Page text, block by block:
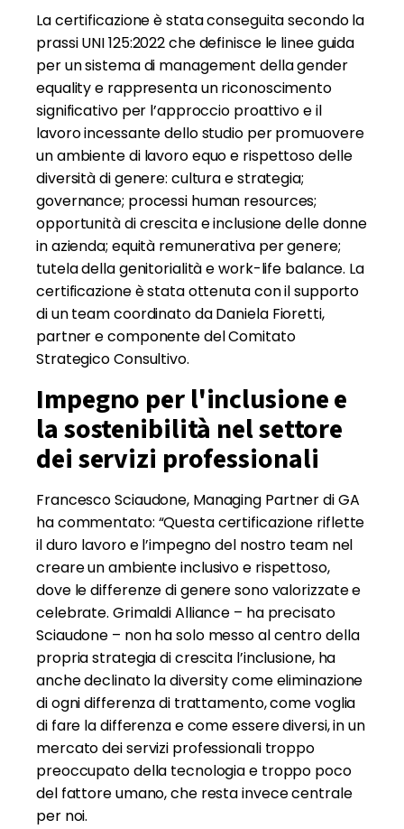
La certificazione è stata conseguita secondo la
prassi UNI 125:2022 che definisce le linee guida
per un sistema di management della gender
equality e rappresenta un riconoscimento
significativo per l’approccio proattivo e il
lavoro incessante dello studio per promuovere
un ambiente di lavoro equo e rispettoso delle
diversità di genere: cultura e strategia;
governance; processi human resources;
opportunità di crescita e inclusione delle donne
in azienda; equità remunerativa per genere;
tutela della genitorialità e work-life balance. La
certificazione è stata ottenuta con il supporto
di un team coordinato da Daniela Fioretti,
partner e componente del Comitato
Strategico Consultivo.
Impegno per l'inclusione e
la sostenibilità nel settore
dei servizi professionali
Francesco Sciaudone, Managing Partner di GA
ha commentato: “Questa certificazione riflette
il duro lavoro e l’impegno del nostro team nel
creare un ambiente inclusivo e rispettoso,
dove le differenze di genere sono valorizzate e
celebrate. Grimaldi Alliance – ha precisato
Sciaudone – non ha solo messo al centro della
propria strategia di crescita l’inclusione, ha
anche declinato la diversity come eliminazione
di ogni differenza di trattamento, come voglia
di fare la differenza e come essere diversi, in un
mercato dei servizi professionali troppo
preoccupato della tecnologia e troppo poco
del fattore umano, che resta invece centrale
per noi.